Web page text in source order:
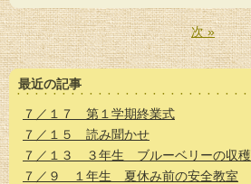
次 »
最近の記事
７／１７ 第１学期終業式
７／１５ 読み聞かせ
７／１３ ３年生 ブルーベリーの収穫
７／９ １年生 夏休み前の安全教室